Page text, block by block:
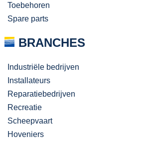
Toebehoren
Spare parts
BRANCHES
Industriële bedrijven
Installateurs
Reparatiebedrijven
Recreatie
Scheepvaart
Hoveniers